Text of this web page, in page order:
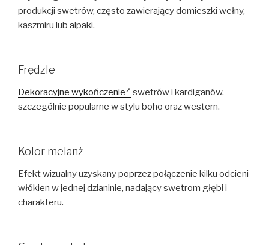
produkcji swetrów, często zawierający domieszki wełny,
kaszmiru lub alpaki.
Frędzle
Dekoracyjne wykończenie
swetrów i kardiganów,
szczególnie popularne w stylu boho oraz western.
Kolor melanż
Efekt wizualny uzyskany poprzez połączenie kilku odcieni
włókien w jednej dzianinie, nadający swetrom głębi i
charakteru.